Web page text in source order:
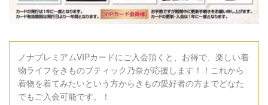
ノナプレミアムVIPカードにご入会頂くと、お得で、楽しい着
物ライフをきものブティック乃奈が応援します！！これから
着物を着てみたいという方からきもの愛好者の方までどなた
でもご入会可能です。！